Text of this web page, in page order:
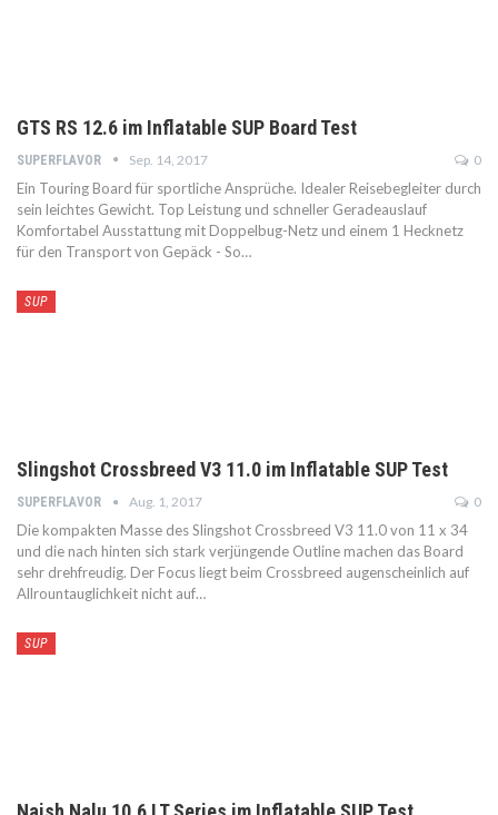
GTS RS 12.6 im Inflatable SUP Board Test
SUPERFLAVOR Sep. 14, 2017 0
Ein Touring Board für sportliche Ansprüche. Idealer Reisebegleiter durch
sein leichtes Gewicht. Top Leistung und schneller Geradeauslauf
Komfortabel Ausstattung mit Doppelbug-Netz und einem 1 Hecknetz
für den Transport von Gepäck - So…
SUP
Slingshot Crossbreed V3 11.0 im Inflatable SUP Test
SUPERFLAVOR Aug. 1, 2017 0
Die kompakten Masse des Slingshot Crossbreed V3 11.0 von 11 x 34
und die nach hinten sich stark verjüngende Outline machen das Board
sehr drehfreudig. Der Focus liegt beim Crossbreed augenscheinlich auf
Allrountauglichkeit nicht auf…
SUP